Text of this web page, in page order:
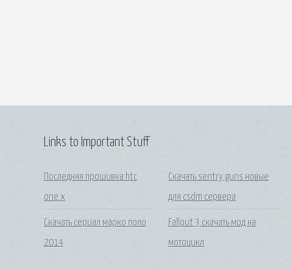
Links to Important Stuff
Последняя прошивка htc
one x
Скачать сериал марко поло
2014
Скачать sentry guns новые
для csdm сервера
Fallout 3 скачать мод на
мотоцикл